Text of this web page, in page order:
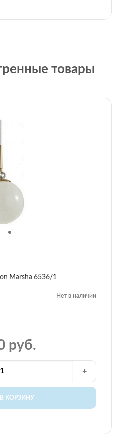
товары
Marsha 6536/1
Нет в наличии
руб.
В КОРЗИНУ
+